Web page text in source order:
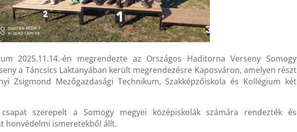
2025.11.14.-én megrendezte az Országos Haditorna Verseny Somogy
a Táncsics Laktanyában került megrendezésre Kaposváron, amelyen részt
Zsigmond Mezőgazdasági Technikum, Szakképzőiskola és Kollégium két
szerepelt a Somogy megyei középiskolák számára rendezték és
honvédelmi ismeretekből állt.